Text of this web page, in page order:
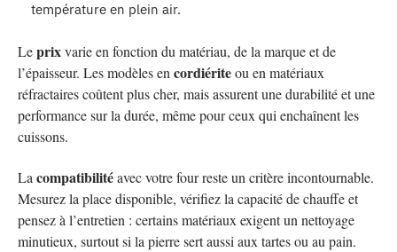
température en plein air.
Leprixvarie en fonction du matériau, de la marque et de
l’épaisseur. Les modèles en cordiériteou en matériaux
réfractaires coûtent plus cher, mais assurent une durabilité et une
performance sur la durée, même pour ceux qui enchaînent les
cuissons.
La compatibilitéavec votre four reste un critère incontournable.
Mesurez la place disponible, vérifiez la capacité de chauffe et
pensez à l’entretien : certains matériaux exigent un nettoyage
minutieux, surtout si la pierre sert aussi aux tartes ou au pain.